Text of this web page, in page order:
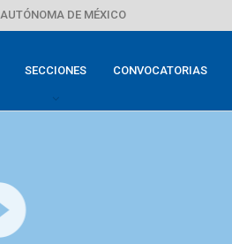
DE MÉXICO
SECCIONES CONVOCATORIAS